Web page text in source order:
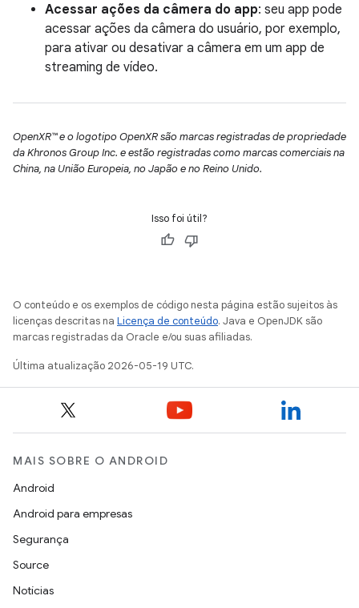
Acessar ações da câmera do app: seu app pode
acessar ações da câmera do usuário, por exemplo,
para ativar ou desativar a câmera em um app de
streaming de vídeo.
OpenXR™ e o logotipo OpenXR são marcas registradas de propriedade
da Khronos Group Inc. e estão registradas como marcas comerciais na
China, na União Europeia, no Japão e no Reino Unido.
Isso foi útil?
O conteúdo e os exemplos de código nesta página estão sujeitos às
licenças descritas na Licença de conteúdo. Java e OpenJDK são
marcas registradas da Oracle e/ou suas afiliadas.
Última atualização 2026-05-19 UTC.
MAIS SOBRE O ANDROID
Android
Android para empresas
Segurança
Source
Notícias